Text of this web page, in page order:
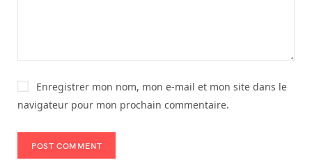
Enregistrer mon nom, mon e-mail et mon site dans le
navigateur pour mon prochain commentaire.